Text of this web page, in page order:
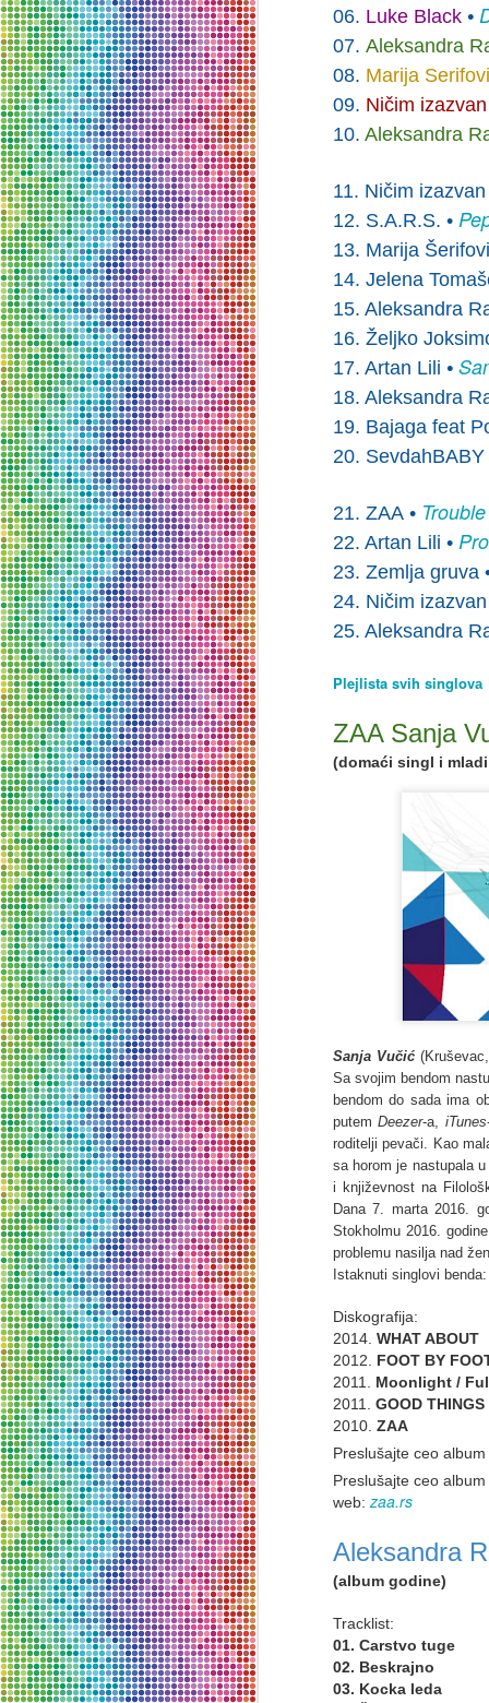
06. Luke Black •
07. Aleksandra
08. Marija
09. Ničim
10. Aleksandra
11. Ničim
12. S.A.R.S. •
13. Marija
14. Jelena Tomaš
15. Aleksandra
16. Željko
17. Artan Lili •
18. Aleksandra
19. Bajaga feat
20.
21. ZAA • Trouble
22. Artan Lili •
23. Zemlja gruva
24. Ničim izazvan
25. Aleksandra
Plejlista svih singlova
ZAA Sanja
(domaći singl i m
Sanja Vučić
Sa svojim bendom
bendom do sada ima
putemDeezer-a, iTunes
roditelji pevači. Kao
sa horom je nastupala
i književnost na
Dana 7. marta 2016.
Stokholmu 2016.
problemu nasilja nad
Istaknuti singlovi benda:
Diskografija:
2014 WHAT ABOUT
201 2 FOOT BY
2011
Moonlight /
2011. GOOD THINGS
2010 ZAA
Preslušajte ceo album
Preslušajte ceo album
web: zaa.rs
Aleksandra
(album godine)
Tracklist:
01. Carstvo tuge
02. Beskrajno
03. Kocka leda
I
i